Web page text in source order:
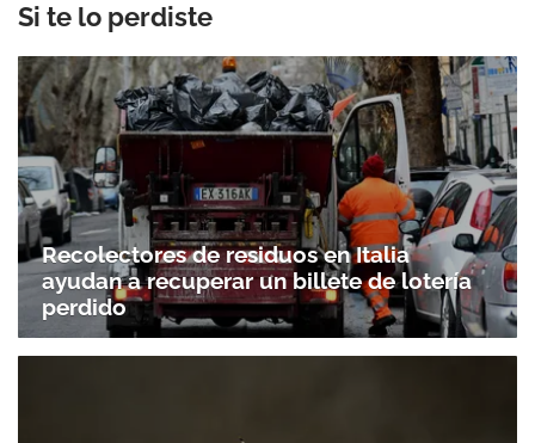
Si te lo perdiste
Recolectores de residuos en Italia
ayudan a recuperar un billete de lotería
perdido